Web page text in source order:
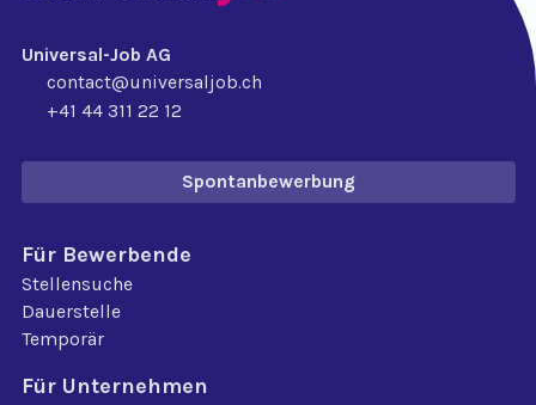
Universal-Job AG
contact@universaljob.ch
+41 44 311 22 12
Spontanbewerbung
Für Bewerbende
Stellensuche
Dauerstelle
Temporär
Für Unternehmen